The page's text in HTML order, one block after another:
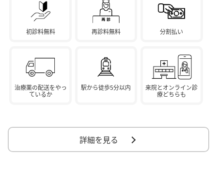
初診料無料 再診料無料 分割払い
治療薬の配送をやっ
ているか
駅から徒歩5分以内
来院とオンライン診
療どちらも
詳細を見る